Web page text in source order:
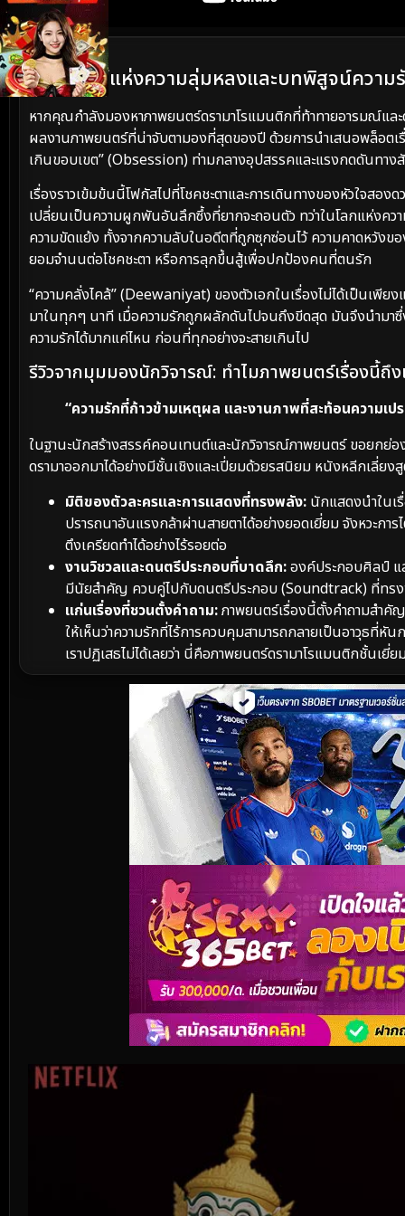
เนื้อเรื่องย่อ
มหากาพย์แห่งความลุ่มหลงและบทพิสูจน์ความ
หากคุณกำลังมองหาภาพยนตร์ดรามาโรแมนติกที่ท้าทายอารมณ์แ
ผลงานภาพยนตร์ที่น่าจับตามองที่สุดของปี ด้วยการนำเสนอพล็อตเ
เกินขอบเขต” (Obsession) ท่ามกลางอุปสรรคและแรงกดดันทา
เรื่องราวเข้มข้นนี้โฟกัสไปที่โชคชะตาและการเดินทางของหัวใจส
เปลี่ยนเป็นความผูกพันอันลึกซึ้งที่ยากจะถอนตัว ทว่าในโลกแห่งค
ความขัดแย้ง ทั้งจากความลับในอดีตที่ถูกซุกซ่อนไว้ ความคาดหวัง
ยอมจำนนต่อโชคชะตา หรือการลุกขึ้นสู้เพื่อปกป้องคนที่ตนรัก
“ความคลั่งไคล้” (Deewaniyat) ของตัวเอกในเรื่องไม่ได้เป็นเพี
มาในทุกๆ นาที เมื่อความรักถูกผลักดันไปจนถึงขีดสุด มันจึงนำมาซึ่
ความรักได้มากแค่ไหน ก่อนที่ทุกอย่างจะสายเกินไป
รีวิวจากมุมมองนักวิจารณ์: ทำไมภาพยนตร์เรื่องนี้ถึ
“ความรักที่ก้าวข้ามเหตุผล และงานภาพที่สะท้อนความเป
ในฐานะนักสร้างสรรค์คอนเทนต์และนักวิจารณ์ภาพยนตร์ ขอยกย่อ
ดรามาออกมาได้อย่างมีชั้นเชิงและเปี่ยมด้วยรสนิยม หนังหลีกเลี่ย
มิติของตัวละครและการแสดงที่ทรงพลัง: นักแสดงนำในเ
ปรารถนาอันแรงกล้าผ่านสายตาได้อย่างยอดเยี่ยม จังหวะ
ตึงเครียดทำได้อย่างไร้รอยต่อ
งานวิชวลและดนตรีประกอบที่บาดลึก:องค์ประกอบศิลป์ แ
มีนัยสำคัญ ควบคู่ไปกับดนตรีประกอบ (Soundtrack) ที่ทร
แก่นเรื่องที่ชวนตั้งคำถาม:ภาพยนตร์เรื่องนี้ตั้งคำถามสำคั
ให้เห็นว่าความรักที่ไร้การควบคุมสามารถกลายเป็นอาวุธที่
เราปฏิเสธไม่ได้เลยว่า นี่คือภาพยนตร์ดรามาโรแมนติกชั้นเ